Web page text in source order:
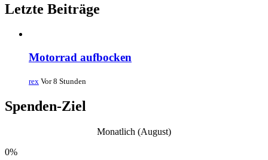
Letzte Beiträge
Motorrad aufbocken
rex Vor 8 Stunden
Spenden-Ziel
Monatlich (August)
0%